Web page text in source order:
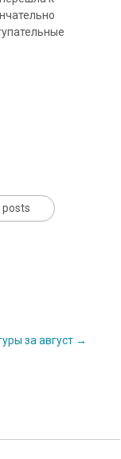
posts
за август →